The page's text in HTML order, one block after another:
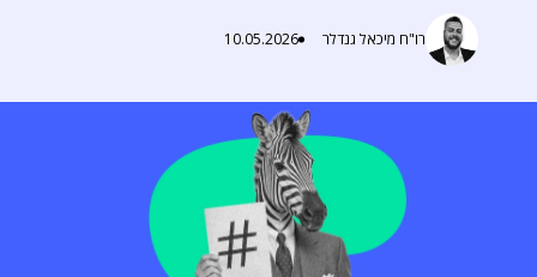
רו"ח מיכאל גנדלר 10.05.2026